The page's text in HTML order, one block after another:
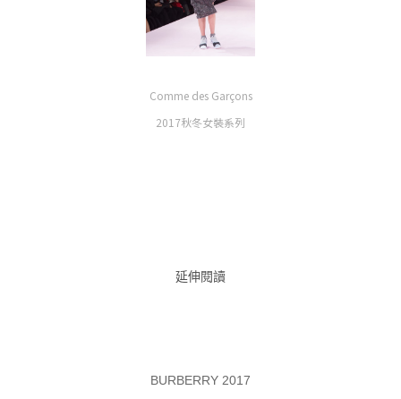
Comme des Garçons
2017秋冬女裝系列
延伸閱讀
BURBERRY 2017